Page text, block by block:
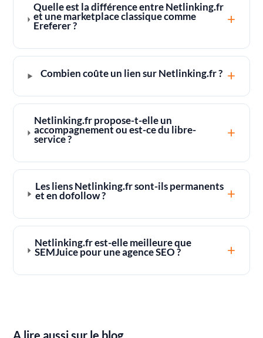
Quelle est la différence entre Netlinking.fr
et une marketplace classique comme
Ereferer ? +
Combien coûte un lien sur Netlinking.fr ? +
Netlinking.fr propose-t-elle un
accompagnement ou est-ce du libre-
service ? +
Les liens Netlinking.fr sont-ils permanents
et en dofollow ? +
Netlinking.fr est-elle meilleure que
SEMJuice pour une agence SEO ? +
A lire aussi sur le blog